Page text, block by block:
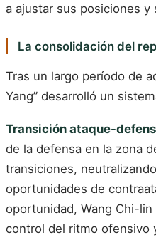
a ajustar sus posiciones y
La consolidación del
Tras un largo período de
Yang” desarrolló un
Transición ataque-
de la defensa en la zona
transiciones,
oportunidades de
oportunidad, Wang Chi-
control del ritmo ofensivo